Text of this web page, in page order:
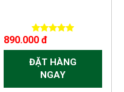
890.000 đ
ĐẶT HÀNG
NGAY